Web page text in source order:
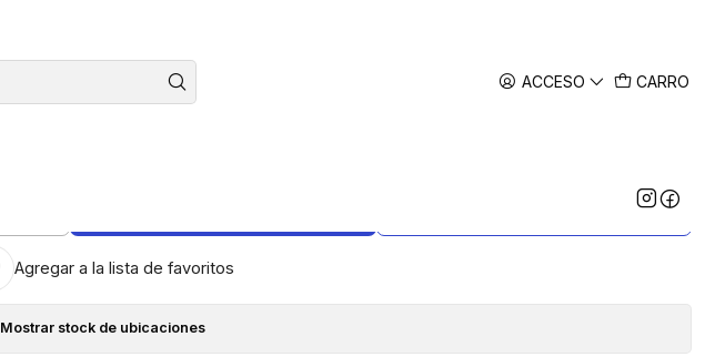
ACCESO CARRO
Agregar a la lista de favoritos
Mostrar stock de ubicaciones